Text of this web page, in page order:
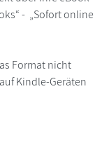
- „Sofort online
Format nicht
Kindle-Geräten